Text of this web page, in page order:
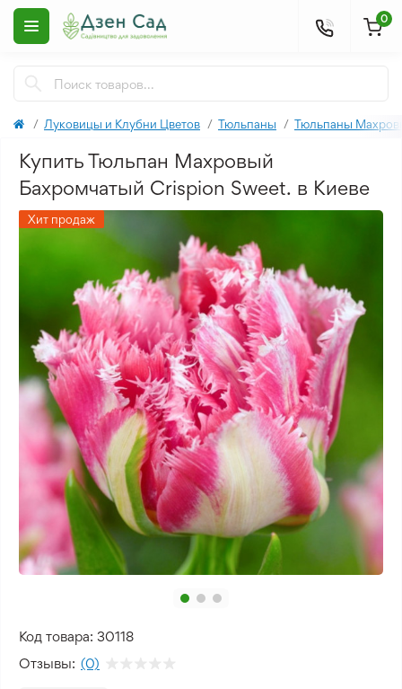
0
Луковицы и Клубни Цветов Тюльпаны Тюльпаны
Купить Тюльпан Махровый
Бахромчатый Crispion Sweet. в Киеве
Хит продаж
Код товара: 30118
Отзывы: (0)